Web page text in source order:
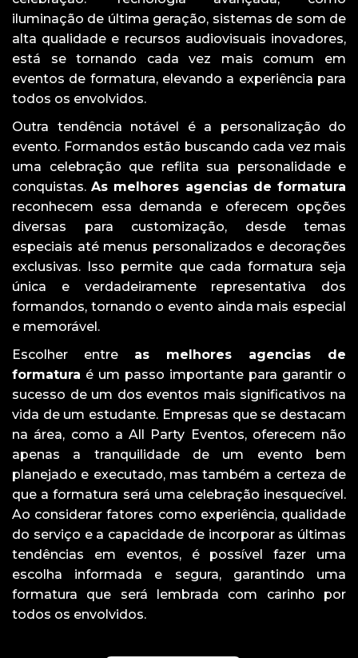
iluminação de última geração, sistemas de som de
alta qualidade e recursos audiovisuais inovadores,
está se tornando cada vez mais comum em
eventos de formatura, elevando a experiência para
todos os envolvidos.
Outra tendência notável é a personalização do
evento. Formandos estão buscando cada vez mais
uma celebração que reflita sua personalidade e
conquistas.As melhores agencias de formatura
reconhecem essa demanda e oferecem opções
diversas para customização, desde temas
especiais até menus personalizados e decorações
exclusivas. Isso permite que cada formatura seja
única e verdadeiramente representativa dos
formandos, tornando o evento ainda mais especial
e memorável.
Escolher entre as melhores agencias de
formatura é um passo importante para garantir o
sucesso de um dos eventos mais significativos na
vida de um estudante. Empresas que se destacam
na área, como a All Party Eventos, oferecem não
apenas a tranquilidade de um evento bem
planejado e executado, mas também a certeza de
que a formatura será uma celebração inesquecível.
Ao considerar fatores como experiência, qualidade
do serviço e a capacidade de incorporar as últimas
tendências em eventos, é possível fazer uma
escolha informada e segura, garantindo uma
formatura que será lembrada com carinho por
todos os envolvidos.